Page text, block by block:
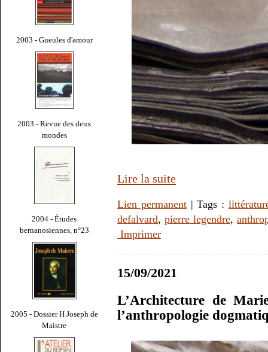
2003 - Gueules d'amour
2003 - Revue des deux
mondes
2004 - Études
bernanosiennes, n°23
2005 - Dossier H Joseph de
Maistre
Lire la suite
Lien permanent| Tags :
defalvard, pierre legendre,
Imprimer
15/09/2021
L’Architecture de
l’anthropologie